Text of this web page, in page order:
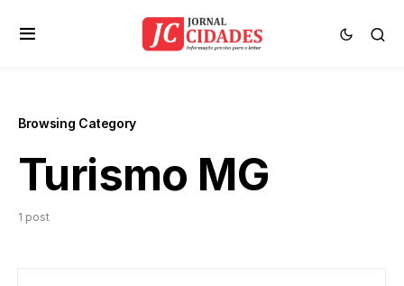
Browsing Category
Turismo MG
1 post